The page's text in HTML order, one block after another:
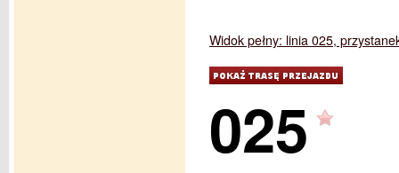
Widok pełny: linia 025,
025